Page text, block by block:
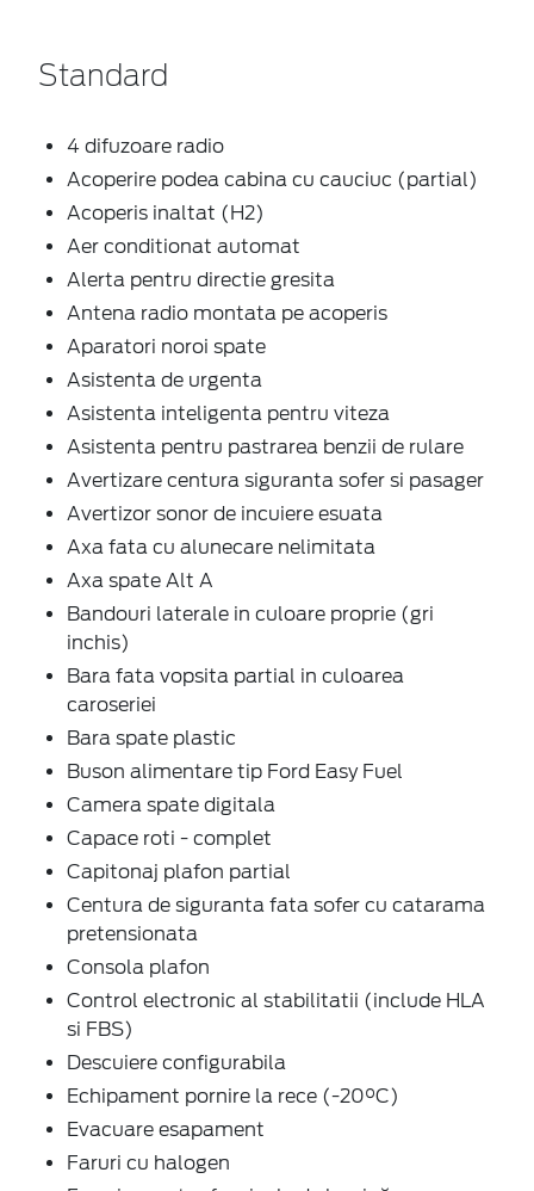
Standard
4 difuzoare radio
Acoperire podea cabina cu cauciuc (partial)
Acoperis inaltat (H2)
Aer conditionat automat
Alerta pentru directie gresita
Antena radio montata pe acoperis
Aparatori noroi spate
Asistenta de urgenta
Asistenta inteligenta pentru viteza
Asistenta pentru pastrarea benzii de rulare
Avertizare centura siguranta sofer si pasager
Avertizor sonor de incuiere esuata
Axa fata cu alunecare nelimitata
Axa spate Alt A
Bandouri laterale in culoare proprie (gri
inchis)
Bara fata vopsita partial in culoarea
caroseriei
Bara spate plastic
Buson alimentare tip Ford Easy Fuel
Camera spate digitala
Capace roti - complet
Capitonaj plafon partial
Centura de siguranta fata sofer cu catarama
pretensionata
Consola plafon
Control electronic al stabilitatii (include HLA
si FBS)
Descuiere configurabila
Echipament pornire la rece (-20°C)
Evacuare esapament
Faruri cu halogen